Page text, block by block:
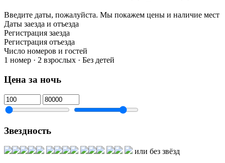
Введите даты, пожалуйста. Мы покажем цены и наличие мест
Даты заезда и отъезда
Регистрация заезда
Регистрация отъезда
Число номеров и гостей
1 номер · 2 взрослых · Без детей
Цена за ночь
Звездность
или без звёзд